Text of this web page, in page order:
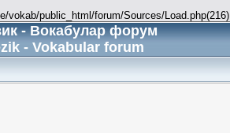
public_html/forum/Sources/
- Вокабулар форум
- Vokabular forum